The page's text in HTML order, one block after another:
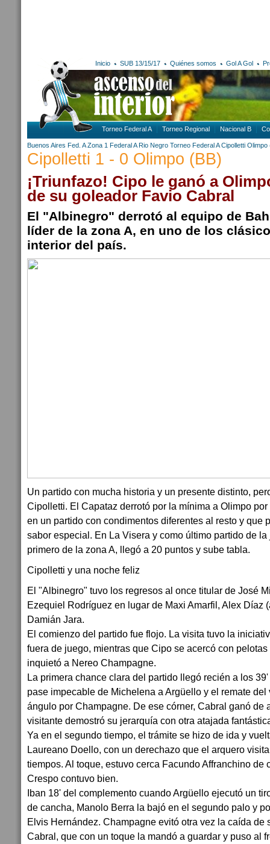
Inicio SUB 13/15/17 Quiénes somos Gol A Gol
Torneo Federal A Torneo Regional Nacional B
Buenos Aires Fed. A Zona 1 Federal A Rio Negro Torneo Federal A Cipolletti Olimpo
Cipolletti 1 - 0 Olimpo (BB)
¡Triunfazo! Cipo le ganó a
de su goleador Favio Cabral
El "Albinegro" derrotó al equipo de
líder de la zona A, en uno de los
interior del país.
Un partido con mucha historia y un presente distinto,
Cipolletti. El Capataz derrotó por la mínima a Olimpo
en un partido con condimentos diferentes al resto y que
sabor especial. En La Visera y como último partido de
primero de la zona A, llegó a 20 puntos y sube tabla.
Cipolletti y una noche feliz
El "Albinegro" tuvo los regresos al once titular de José
Ezequiel Rodríguez en lugar de Maxi Amarfil, Alex Díaz
Damián Jara.
El comienzo del partido fue flojo. La visita tuvo la
fuera de juego, mientras que Cipo se acercó con
inquietó a Nereo Champagne.
La primera chance clara del partido llegó recién a los
pase impecable de Michelena a Argüello y el remate
ángulo por Champagne. De ese córner, Cabral ganó de
visitante demostró su jerarquía con otra atajada
Ya en el segundo tiempo, el trámite se hizo de ida y
Laureano Doello, con un derechazo que el arquero
tiempos. Al toque, estuvo cerca Facundo Affranchino de
Crespo contuvo bien.
Iban 18' del complemento cuando Argüello ejecutó un
de cancha, Manolo Berra la bajó en el segundo palo y
Elvis Hernández. Champagne evitó otra vez la caída de
Cabral, que con un toque la mandó a guardar y puso al